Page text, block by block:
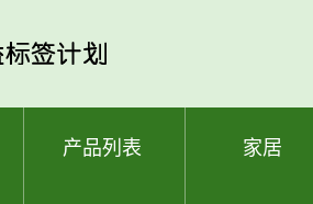
产品列表 家居